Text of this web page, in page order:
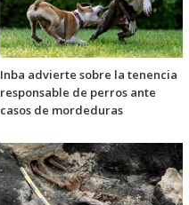
Inba advierte sobre la tenencia
responsable de perros ante
casos de mordeduras